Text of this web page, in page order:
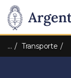
de
Pasar al
… Transporte